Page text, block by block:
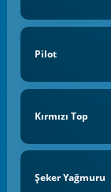
Pilot
Kırmızı Top
Şeker Yağmuru